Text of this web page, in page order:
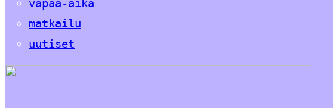
vapaa-aika
matkailu
uutiset